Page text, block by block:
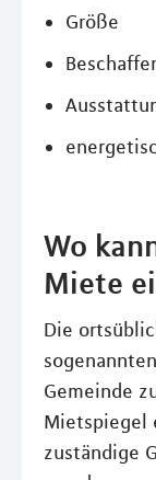
Größe
Wo
Miete
Die
Gemeinde
Mietspiegel
zuständige